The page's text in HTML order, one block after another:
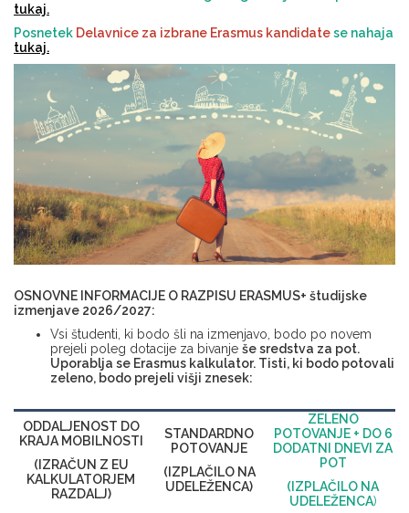
tukaj.
Posnetek Delavnice za izbrane Erasmus kandidatese nahaja
tukaj.
OSNOVNE INFORMACIJE O RAZPISU ERASMUS+ študijske
izmenjave 2026/2027:
Vsi študenti, ki bodo šli na izmenjavo, bodo po novem
prejeli poleg dotacije za bivanje še sredstva za pot.
Uporablja se Erasmus kalkulator. Tisti, ki bodo potovali
zeleno, bodo prejeli višji znesek:
ODDALJENOST DO
KRAJA MOBILNOSTI
(IZRAČUN Z EU
KALKULATORJEM
RAZDALJ)
STANDARDNO
POTOVANJE
(IZPLAČILO NA
UDELEŽENCA)
ZELENO
POTOVANJE + DO 6
DODATNI DNEVI ZA
POT
(IZPLAČILO NA
UDELEŽENCA)